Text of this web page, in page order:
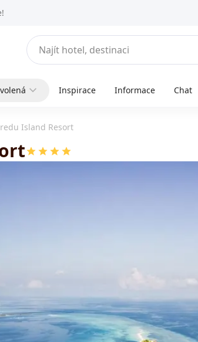
Inspirace Informace Chat
Island Resort